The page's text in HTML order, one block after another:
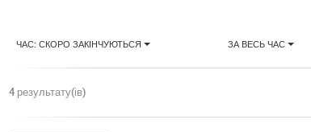
ЧАС: СКОРО ЗАКІНЧУЮТЬСЯ ЗА ВЕСЬ ЧАС
4 результату(ів)